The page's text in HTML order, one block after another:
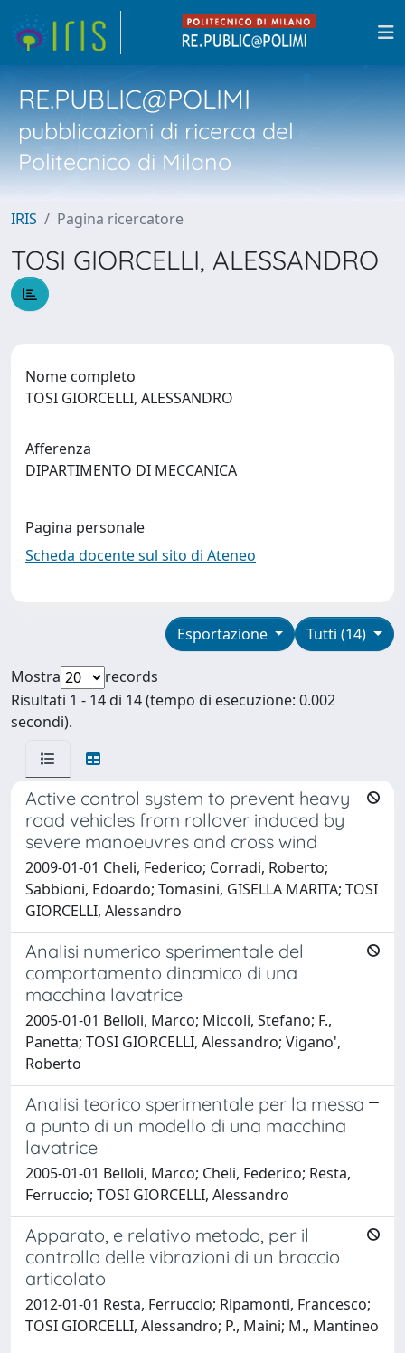
RE.PUBLIC@POLIMI
pubblicazioni di ricerca del
Politecnico di Milano
IRIS Pagina ricercatore
TOSI GIORCELLI, ALESSANDRO
Nome completo
TOSI GIORCELLI, ALESSANDRO
Afferenza
DIPARTIMENTO DI MECCANICA
Pagina personale
Scheda docente sul sito di Ateneo
Tutti (14)
Esportazione
Mostra
records
Risultati 1 - 14 di 14 (tempo di esecuzione: 0.002
secondi).
Active control system to prevent heavy
road vehicles from rollover induced by
severe manoeuvres and cross wind
2009-01-01 Cheli, Federico; Corradi, Roberto;
Sabbioni, Edoardo; Tomasini, GISELLA MARITA; TOSI
GIORCELLI, Alessandro
Analisi numerico sperimentale del
comportamento dinamico di una
macchina lavatrice
2005-01-01 Belloli, Marco; Miccoli, Stefano; F.,
Panetta; TOSI GIORCELLI, Alessandro; Vigano',
Roberto
Analisi teorico sperimentale per la messa
a punto di un modello di una macchina
lavatrice
2005-01-01 Belloli, Marco; Cheli, Federico; Resta,
Ferruccio; TOSI GIORCELLI, Alessandro
Apparato, e relativo metodo, per il
controllo delle vibrazioni di un braccio
articolato
2012-01-01 Resta, Ferruccio; Ripamonti, Francesco;
TOSI GIORCELLI, Alessandro; P., Maini; M., Mantineo